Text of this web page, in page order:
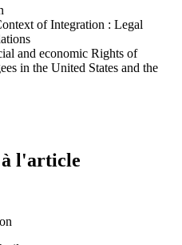
of Integration : Legal
and economic Rights of
in the United States and the
à l'article